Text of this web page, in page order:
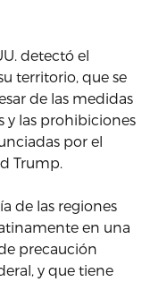
detectó el
territorio, que se
de las medidas
y las prohibiciones
por el
Trump.
de las regiones
en una
precaución
y que tiene